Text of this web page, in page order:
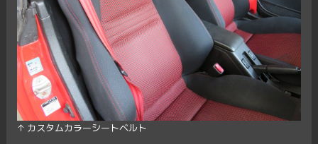
↑ カスタムカラーシートベルト